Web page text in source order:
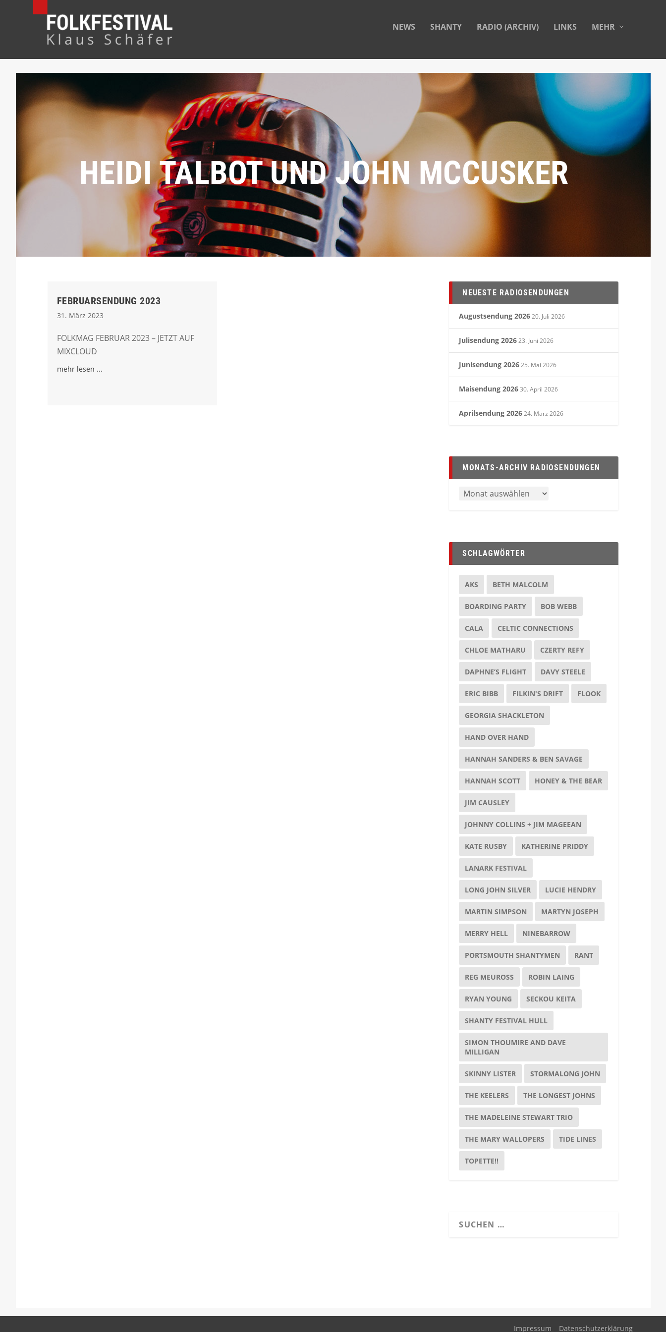
NEWS SHANTY RADIO (ARCHIV) LINKS MEHR
HEIDI TALBOT UND JOHN MCCUSKER
FEBRUARSENDUNG 2023
31. März 2023
FOLKMAG FEBRUAR 2023 – JETZT AUF
MIXCLOUD
mehr lesen
NEUESTE RADIOSENDUNGEN
Augustsendung 2026 20. Juli 2026
Julisendung 2026 23. Juni 2026
Junisendung 2026 25. Mai 2026
Maisendung 2026 30. April 2026
Aprilsendung 2026 24. März 2026
MONATS-ARCHIV RADIOSENDUNGEN
SCHLAGWÖRTER
AKS BETH MALCOLM
BOARDING PARTY BOB WEBB
CALA CELTIC CONNECTIONS
CHLOE MATHARU CZERTY REFY
DAPHNE’S FLIGHT DAVY STEELE
ERIC BIBB FILKIN'S DRIFT FLOOK
GEORGIA SHACKLETON
HAND OVER HAND
HANNAH SANDERS & BEN SAVAGE
HANNAH SCOTT HONEY & THE BEAR
JIM CAUSLEY
JOHNNY COLLINS + JIM MAGEEAN
KATE RUSBY KATHERINE PRIDDY
LANARK FESTIVAL
LONG JOHN SILVER LUCIE HENDRY
MARTIN SIMPSON MARTYN JOSEPH
MERRY HELL NINEBARROW
PORTSMOUTH SHANTYMEN RANT
REG MEUROSS ROBIN LAING
RYAN YOUNG SECKOU KEITA
SHANTY FESTIVAL HULL
SIMON THOUMIRE AND DAVE
MILLIGAN
SKINNY LISTER STORMALONG JOHN
THE KEELERS THE LONGEST JOHNS
THE MADELEINE STEWART TRIO
THE MARY WALLOPERS TIDE LINES
TOPETTE!!
Impressum Datenschutzerklärung